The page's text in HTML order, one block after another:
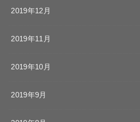
2019年12月
2019年11月
2019年10月
2019年9月